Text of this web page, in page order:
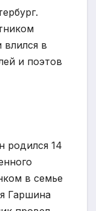
влился в
и поэтов
родился 14
в семье
Гаршина